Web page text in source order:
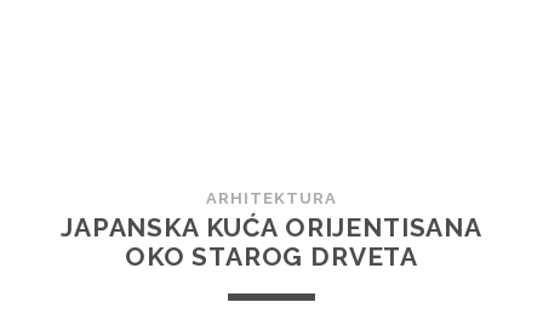
ARHITEKTURA
JAPANSKA KUĆA ORIJENTISANA
OKO STAROG DRVETA